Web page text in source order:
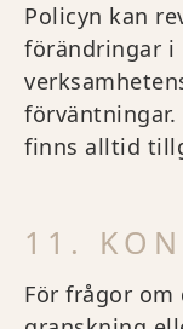
Policyn kan
förändringar i
förväntningar.
finns alltid
11.
För frågor